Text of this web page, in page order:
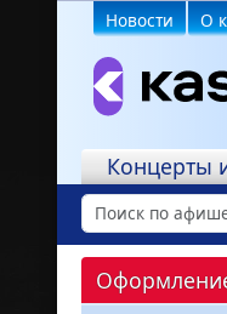
Новости О
Концерты